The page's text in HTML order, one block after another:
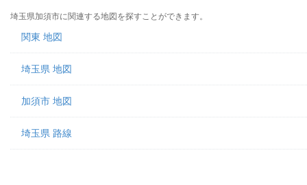
埼玉県加須市に関連する地図を探すことができます。
関東 地図
埼玉県 地図
加須市 地図
埼玉県 路線